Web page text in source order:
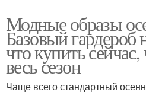
Модные образы
Базовый гардероб
что купить
весь сезон
Чаще всего стандартный